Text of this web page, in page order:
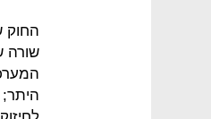
החוק
שורה